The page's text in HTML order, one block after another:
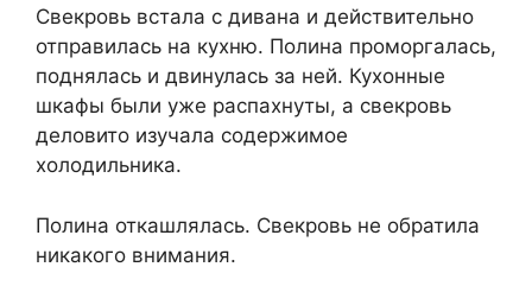
Свекровь встала с дивана и действительно
отправилась на кухню. Полина проморгалась,
поднялась и двинулась за ней. Кухонные
шкафы были уже распахнуты, а свекровь
деловито изучала содержимое
холодильника.
Полина откашлялась. Свекровь не обратила
никакого внимания.